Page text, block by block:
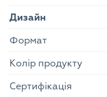
Дизайн
Формат
Колір продукту
Сертифікація